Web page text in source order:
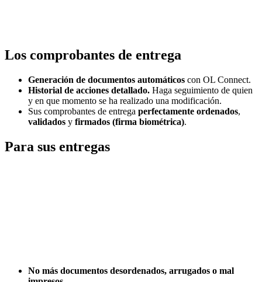
Los comprobantes de entrega
Generación de documentos automáticos con OL Connect.
Historial de acciones detallado. Haga seguimiento de quien
y en que momento se ha realizado una modificación.
Sus comprobantes de entrega perfectamente ordenados,
validados y firmados (firma biométrica).
Para sus entregas
No más documentos desordenados, arrugados o mal